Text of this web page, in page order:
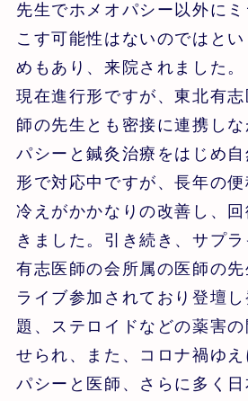
先生でホメオパシー以外に
こす可能性はないのではと
めもあり、来院されました。
現在進行形ですが、東北有
師の先生とも密接に連携し
パシーと鍼灸治療をはじめ
形で対応中ですが、長年の
冷えがかかなりの改善し、
きました。引き続き、サプ
有志医師の会所属の医師の
ライブ参加されており登壇
題、ステロイドなどの薬害
せられ、また、コロナ禍ゆ
パシーと医師、さらに多く